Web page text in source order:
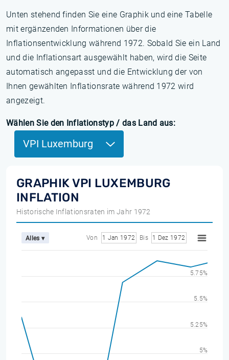
Unten stehend finden Sie eine Graphik und eine Tabelle
mit ergänzenden Informationen über die
Inflationsentwicklung während 1972. Sobald Sie ein Land
und die Inflationsart ausgewählt haben, wird die Seite
automatisch angepasst und die Entwicklung der von
Ihnen gewählten Inflationsrate während 1972 wird
angezeigt.
Wählen Sie den Inflationstyp / das Land aus:
VPI Luxemburg
GRAPHIK VPI LUXEMBURG
INFLATION
Historische Inflationsraten im Jahr 1972
Alles ▾ Von 1 Jan 1972 Bis 1 Dez 1972
5%
5.25%
5.5%
5.75%